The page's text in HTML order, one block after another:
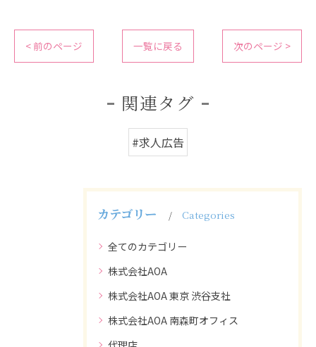
< 前のページ 一覧に戻る 次のページ >
関連タグ
#求人広告
カテゴリー Categories
全てのカテゴリー
株式会社AOA
株式会社AOA 東京 渋谷支社
株式会社AOA 南森町オフィス